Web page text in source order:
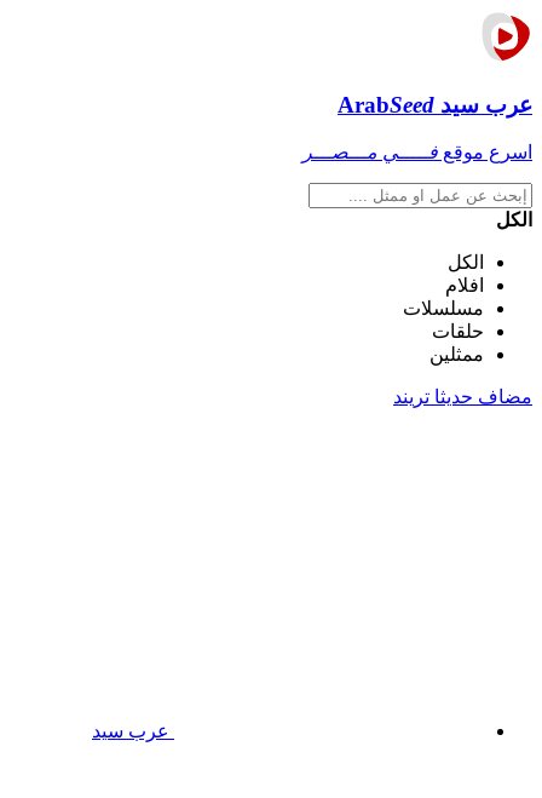
عرب سيد ArabSeed
اسرع موقع فـــــي مـــصـــر
الكل
الكل
افلام
مسلسلات
حلقات
ممثلين
مضاف حديثا تريند
عرب سيد